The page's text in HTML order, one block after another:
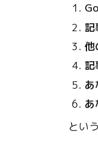
記
他
記
あ
あ
とい